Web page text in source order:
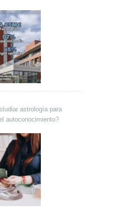
astrología para
autoconocimiento?